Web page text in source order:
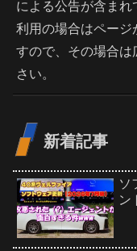
による公告が含ま
利用の場合はページ
すので、その場合は
さい。
新着記事
ソ
ン